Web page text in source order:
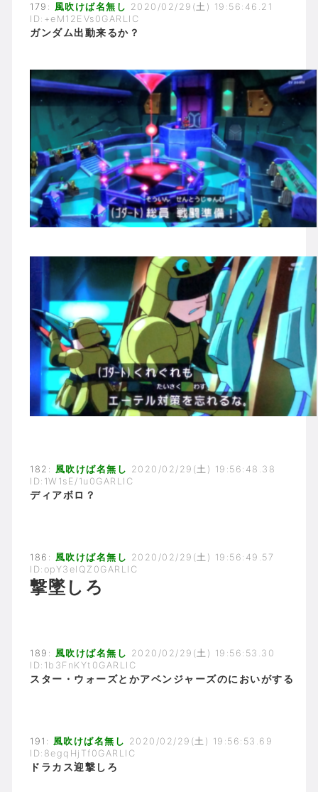
179: 風吹けば名無し 2020/02/29(土) 19:56:46.21
ID:+eM12EVs0GARLIC
ガンダム出動来るか？
182: 風吹けば名無し 2020/02/29(土) 19:56:48.38
ID:1W1sE/1u0GARLIC
ディアボロ？
186: 風吹けば名無し 2020/02/29(土) 19:56:49.57
ID:opY3elQZ0GARLIC
撃墜しろ
189: 風吹けば名無し 2020/02/29(土) 19:56:53.30
ID:1b3FnKYt0GARLIC
スター・ウォーズとかアベンジャーズのにおいがする
191: 風吹けば名無し 2020/02/29(土) 19:56:53.69
ID:8egqHjTf0GARLIC
ドラカス迎撃しろ